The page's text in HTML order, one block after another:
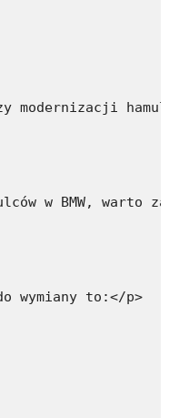
modernizacji
w BMW, warto
wymiany to:</p>